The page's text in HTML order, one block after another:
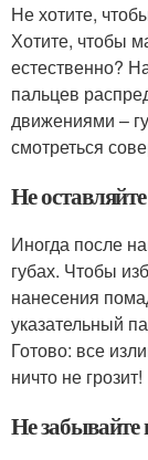
Не хотите,
Хотите, чтобы
естественно?
пальцев
движениями –
смотреться
Не
Иногда после
губах. Чтобы
нанесения
указательный
Готово: все
ничто не грозит!
Не